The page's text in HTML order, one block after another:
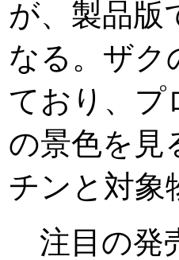
が、製品版
なる。ザク
ており、プ
の景色を見
チンと対象
注目の発